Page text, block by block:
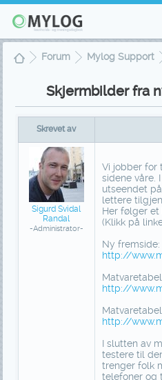
Forum
Mylog Support
Skjermbilder fra
Skrevet av
Sigurd Svidal
Randal
-Administrator-
Vi jobber for
sidene våre.
utseendet
lettere
Her følger
(Klikk på
Ny fremside:
http://
http://
http://
I slutten av
testere til
trenger folk
telefoner og